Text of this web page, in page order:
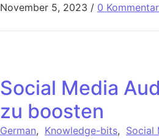
November 5, 2023 / 0
Social Media
zu boosten
German, Knowledge-bits, Social